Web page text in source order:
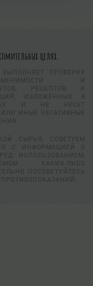
целях.
ПРОВЕРКУ
И
РЕЦЕПТОВ И
ИЗЛОЖЕННЫХ В
И НЕ НЕСЕТ
ИНЫЕ НЕГАТИВНЫЕ
СЫРЬЯ, СОВЕТУЕМ
С ИНФОРМАЦИЕЙ О
ИСПОЛЬЗОВАНИЕМ,
КАКИХ-ЛИБО
ПОСОВЕТУЙТЕСЬ